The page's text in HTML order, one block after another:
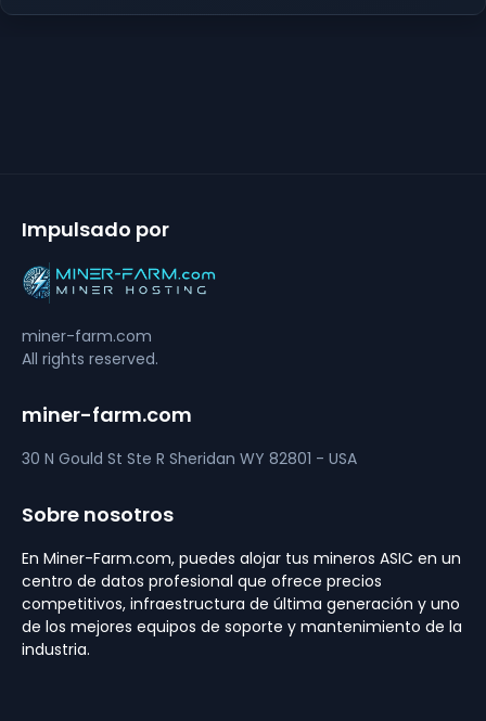
Impulsado por
miner-farm.com
All rights reserved.
miner-farm.com
30 N Gould St Ste R Sheridan WY 82801 - USA
Sobre nosotros
En Miner-Farm.com, puedes alojar tus mineros ASIC en un
centro de datos profesional que ofrece precios
competitivos, infraestructura de última generación y uno
de los mejores equipos de soporte y mantenimiento de la
industria.